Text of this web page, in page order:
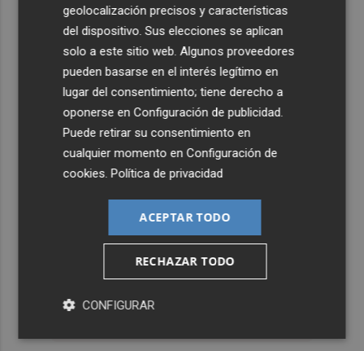
cima del cine: un documental recupera la voz y la mirada
del actor
geolocalización precisos y características
del dispositivo. Sus elecciones se aplican
solo a este sitio web. Algunos proveedores
pueden basarse en el interés legítimo en
lugar del consentimiento; tiene derecho a
oponerse enConfiguración de publicidad.
Puede retirar su consentimiento en
cualquier momento enConfiguración de
cookies.Política de privacidad
ACEPTAR TODO
RECHAZAR TODO
CONFIGURAR